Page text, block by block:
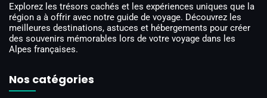
Explorez les trésors cachés et les expériences uniques que la
région a à offrir avec notre guide de voyage. Découvrez les
meilleures destinations, astuces et hébergements pour créer
des souvenirs mémorables lors de votre voyage dans les
Alpes françaises.
Nos catégories